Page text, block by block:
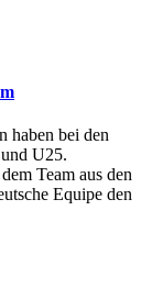
haben bei den
U25.
Team aus den
Equipe den